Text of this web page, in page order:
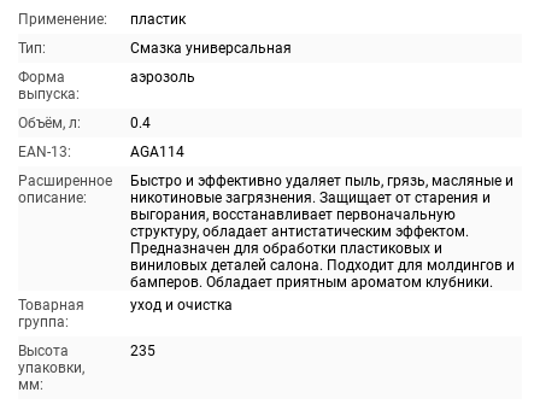
Применение:
пластик
Тип:
Смазка универсальная
Форма
выпуска:
аэрозоль
Объём, л:
0.4
EAN-13:
AGA114
Расширенное
описание:
Быстро и эффективно удаляет пыль, грязь, масляные и
никотиновые загрязнения. Защищает от старения и
выгорания, восстанавливает первоначальную
структуру, обладает антистатическим эффектом.
Предназначен для обработки пластиковых и
виниловых деталей салона. Подходит для молдингов и
бамперов. Обладает приятным ароматом клубники.
Товарная
группа:
уход и очистка
Высота
упаковки,
мм:
235